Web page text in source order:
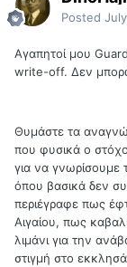
Posted
Αγαπητοί μου
write-off. Δεν
Θυμάστε τα
που φυσικά ο
για να γνωρίσουμε
όπου βασικά δεν
περιέγραφε πως
Αιγαίου, πως
λιμάνι για την
στιγμή στο